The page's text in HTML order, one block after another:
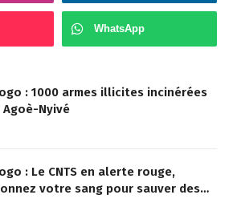
WhatsApp
: 1000 armes illicites incinérées
Agoè-Nyivé
: Le CNTS en alerte rouge,
votre sang pour sauver des